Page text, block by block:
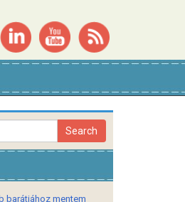
barátjához mentem